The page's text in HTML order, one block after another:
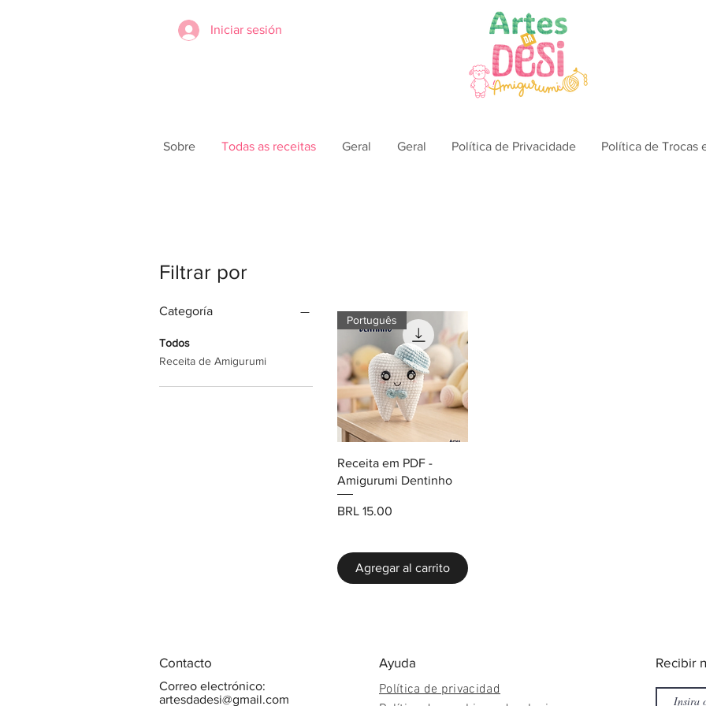
Iniciar sesión
Sobre Todas as receitas Geral Geral Política de Privacidade Política de Trocas
Filtrar por
Categoría
Todos
Receita de Amigurumi
Vista rápida
Português
Receita em PDF -
Amigurumi Dentinho
Precio
BRL 15.00
Agregar al carrito
Contacto
Correo electrónico:
artesdadesi@gmail.com
​Ayuda
Política de privacidad
​Recibir